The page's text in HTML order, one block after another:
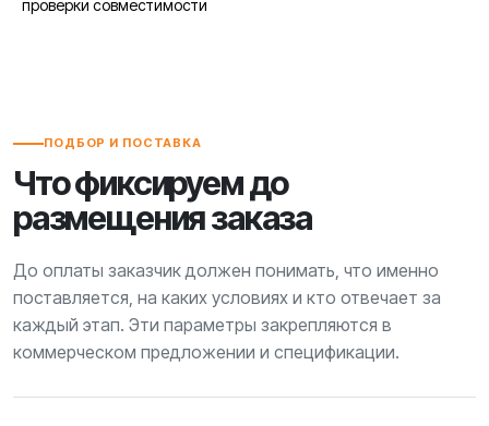
проверки совместимости
ПОДБОР И ПОСТАВКА
Что фиксируем до
размещения заказа
До оплаты заказчик должен понимать, что именно
поставляется, на каких условиях и кто отвечает за
каждый этап. Эти параметры закрепляются в
коммерческом предложении и спецификации.